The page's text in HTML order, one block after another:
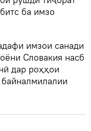
ба имзо
имзои санади
Словакия насб
дар роҳҳои